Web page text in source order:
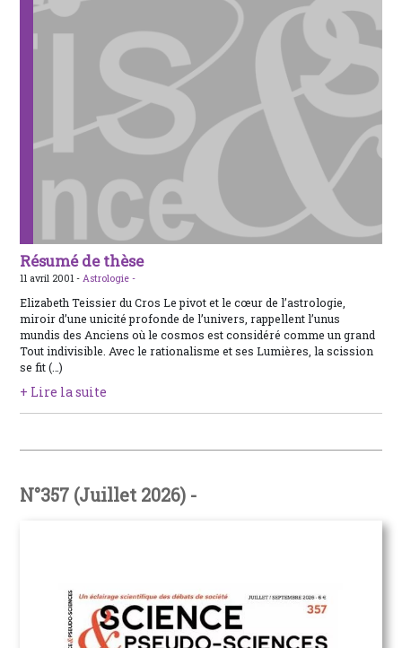
Résumé de thèse
11 avril 2001 -Astrologie -
Elizabeth Teissier du Cros Le pivot et le cœur de l’astrologie,
miroir d’une unicité profonde de l’univers, rappellent l’unus
mundis des Anciens où le cosmos est considéré comme un grand
Tout indivisible. Avec le rationalisme et ses Lumières, la scission
se fit (…)
+ Lire la suite
N°357 (Juillet 2026) -